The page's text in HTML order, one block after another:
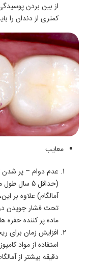
از بین بردن
کمتری از دندان را
معایب
عدم دوام – پر شدن
آمالگام) علاوه بر
تحت فشار جویدن
ماده پر کننده حفره
افزایش زمان برای
دقیقه بیشتر از